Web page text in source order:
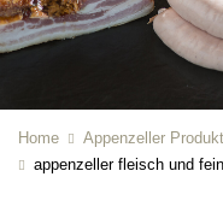
Home Appenzeller
appenzeller fleisch und